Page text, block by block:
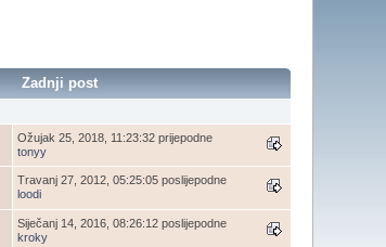
Zadnji post
Ožujak 25, 2018, 11:23:32 prijepodne
tonyy
Travanj 27, 2012, 05:25:05 poslijepodne
loodi
Siječanj 14, 2016, 08:26:12 poslijepodne
kroky